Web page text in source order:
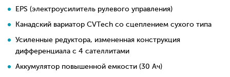
EPS (электроусилитель рулевого управления)
Канадский вариатор CVTech со сцеплением сухого типа
Усиленные редуктора, измененная конструкция
дифференциала с 4 сателлитами
Аккумулятор повышенной емкости (30 Ач)